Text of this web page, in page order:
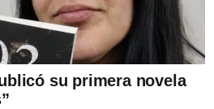
su primera novela